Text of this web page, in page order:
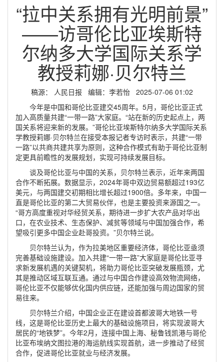
“拉中关系拥有光明前景”
——访哥伦比亚埃斯特
尔纳多大学国际关系学
教授莉娜·贝尔特兰
稿源：​ 人民日报 编辑：李若怡 2025-07-06 01:02
今年是中国和哥伦比亚建交45周年。5月，哥伦比亚正式
加入高质量共建“一带一路”大家庭。“站在新的历史起点上，两
国关系将迎来新的发展。”哥伦比亚埃斯特尔纳多大学国际关系
学教授莉娜·贝尔特兰在接受本报记者专访时表示，共建“一带
一路”以共商共建共享为原则，这种合作模式有助于哥伦比亚制
定更具前瞻性的发展规划，实现可持续发展目标。
谈及哥伦比亚与中国的关系，贝尔特兰表示，近年来两国
合作不断拓展。数据显示，2024年哥中双边贸易额超过193亿
美元，与两国建交初期相比增长超过1900倍。多年来，中国一
直是哥伦比亚的第二大贸易伙伴，也是主要投资来源国之一。
“哥方高度重视对华经贸关系，期待进一步扩大农产品对华出
口，在农业技术、生态保护、减贫等领域与中国加强合作，希
望吸引更多中国企业赴哥投资。”贝尔特兰说。
贝尔特兰认为，作为拉美地区重要经济体，哥伦比亚亟须
完善基础设施建设。加入共建“一带一路”大家庭是哥伦比亚寻
求新发展机遇的关键契机，将助力哥伦比亚突破发展瓶颈，尤
其是推动区域互联互通。通过与中国合作建设高效物流网络，
哥伦比亚不仅能够优化国内供应链，还能加强与周边国家的贸
易往来。
贝尔特兰介绍，中国企业正在建设首都波哥大地铁一号
线，这是哥伦比亚历史上最大的基础设施项目，将实现波哥大
居民的“地铁梦”。今年2月，连接中国上海、秘鲁钱凯港与哥伦
比亚布埃纳文图拉港的海运航线实现首航，进一步推动了经贸
合作，促进哥伦比亚就业与经济发展。